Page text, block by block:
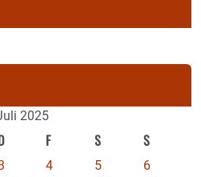
2025
F S S
4 5
6